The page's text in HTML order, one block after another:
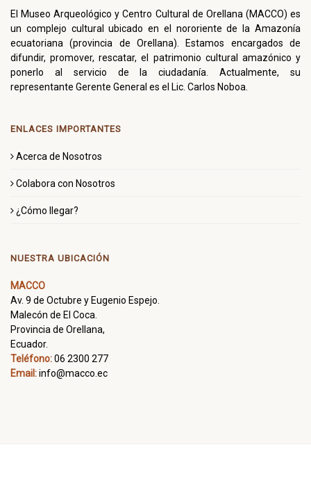
El Museo Arqueológico y Centro Cultural de Orellana (MACCO) es
un complejo cultural ubicado en el nororiente de la Amazonía
ecuatoriana (provincia de Orellana). Estamos encargados de
difundir, promover, rescatar, el patrimonio cultural amazónico y
ponerlo al servicio de la ciudadanía. Actualmente, su
representante Gerente General es el Lic. Carlos Noboa.
ENLACES IMPORTANTES
Acerca de Nosotros
Colabora con Nosotros
¿Cómo llegar?
NUESTRA UBICACIÓN
MACCO
Av. 9 de Octubre y Eugenio Espejo.
Malecón de El Coca.
Provincia de Orellana,
Ecuador.
Teléfono:06 2300 277
Email:info@macco.ec